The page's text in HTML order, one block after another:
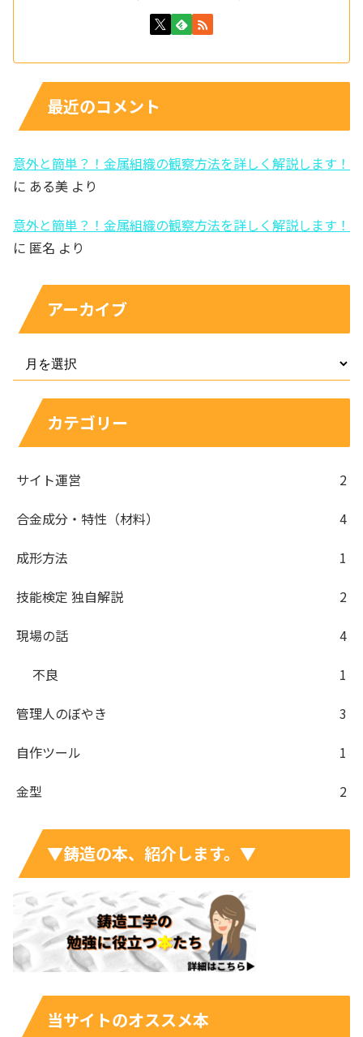
最近のコメント
意外と簡単？！金属組織の観察方法を詳しく解説します！
に ある美 より
意外と簡単？！金属組織の観察方法を詳しく解説します！
に 匿名 より
アーカイブ
カテゴリー
サイト運営
2
合金成分・特性（材料）
4
成形方法
1
技能検定 独自解説
2
現場の話
4
不良
1
管理人のぼやき
3
自作ツール
1
金型
2
▼鋳造の本、紹介します。▼
当サイトのオススメ本